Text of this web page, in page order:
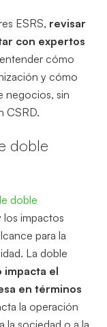
ESRS, revisar
con expertos
cómo
y cómo
negocios, sin
CSRD.
doble
doble
los impactos
para la
La doble
el
en términos
la operación
la sociedad o a la